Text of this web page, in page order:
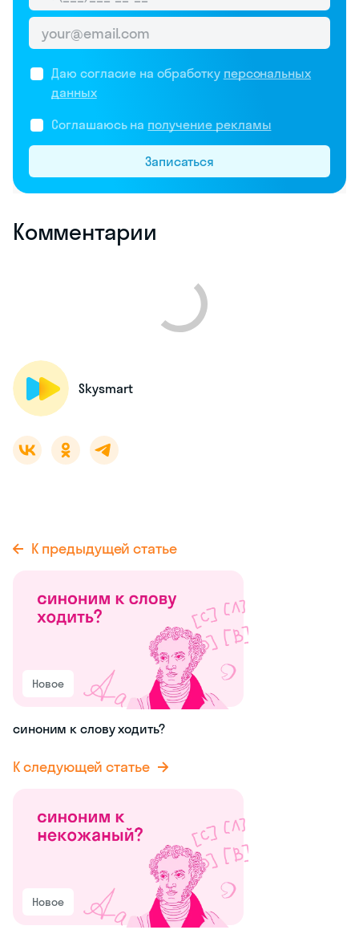
Даю согласие на обработку персональных
данных
Соглашаюсь на получение рекламы
Записаться
Комментарии
Skysmart
К предыдущей статье
Новое
синоним к слову ходить?
К следующей статье
Новое